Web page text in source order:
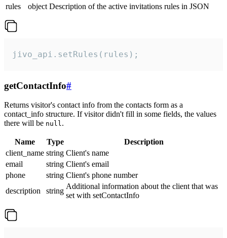
rules
object Description of the active invitations rules in JSON
jivo_api.setRules(rules);
getContactInfo#
Returns visitor's contact info from the contacts form as a
contact_info structure. If visitor didn't fill in some fields, the values
there will be null.
Name Type
Description
client_name string Client's name
email
string Client's email
phone
string Client's phone number
description
string
Additional information about the client that was
set with setContactInfo